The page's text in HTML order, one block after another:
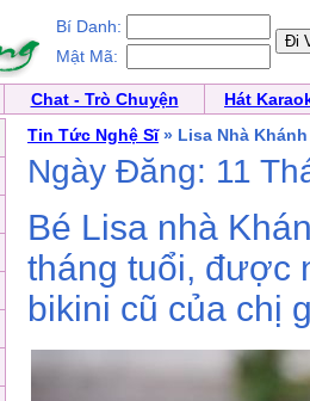
Bí Danh:
Mật Mã:
Chat - Trò Chuyện
Hát
Tin Tức Nghệ Sĩ» Lisa Nhà
Ngày Đăng: 11
Bé Lisa nhà
tháng tuổi, được
bikini cũ của chị